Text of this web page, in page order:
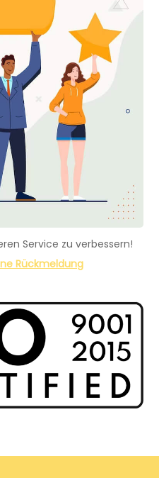
Service zu verbessern!
Rückmeldung